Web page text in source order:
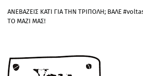
ΑΝΕΒΑΖΕΙΣ ΚΑΤΙ ΓΙΑ ΤΗΝ ΤΡΙΠΟΛΗ; ΒΑΛΕ
ΤΟ ΜΑΖΙ ΜΑΣ!